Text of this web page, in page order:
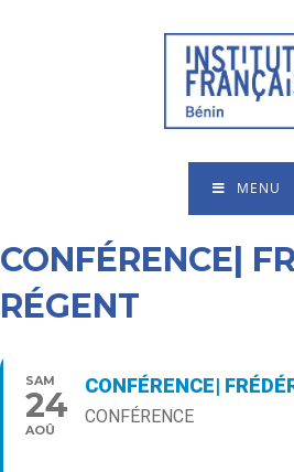
MENU
CONFÉRENCE|
RÉGENT
SAM
24
AOÛ
CONFÉRENCE|
CONFÉRENCE